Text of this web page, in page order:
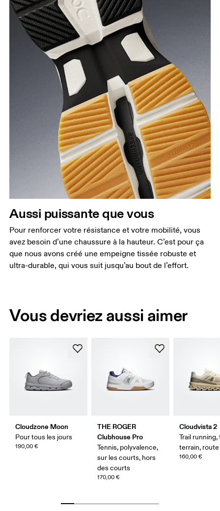
Aussi puissante que vous
Pour renforcer votre résistance et votre mobilité, vous
avez besoin d’une chaussure à la hauteur. C’est pour ça
que nous avons créé une empeigne tissée robuste et
ultra-durable, qui vous suit jusqu’au bout de l’effort.
Vous devriez aussi aimer
Cloudzone Moon
Pour tous les jours
190,00 €
THE ROGER
Clubhouse Pro
Tennis, polyvalence,
sur les courts, hors
des courts
170,00 €
Cloudvista 2
Trail
terrain,
160,00 €